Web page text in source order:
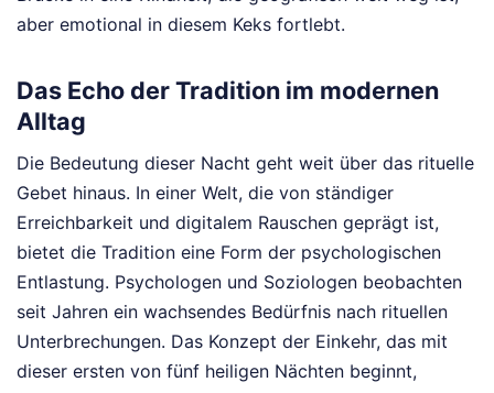
aber emotional in diesem Keks fortlebt.
Das Echo der Tradition im modernen
Alltag
Die Bedeutung dieser Nacht geht weit über das rituelle
Gebet hinaus. In einer Welt, die von ständiger
Erreichbarkeit und digitalem Rauschen geprägt ist,
bietet die Tradition eine Form der psychologischen
Entlastung. Psychologen und Soziologen beobachten
seit Jahren ein wachsendes Bedürfnis nach rituellen
Unterbrechungen. Das Konzept der Einkehr, das mit
dieser ersten von fünf heiligen Nächten beginnt,